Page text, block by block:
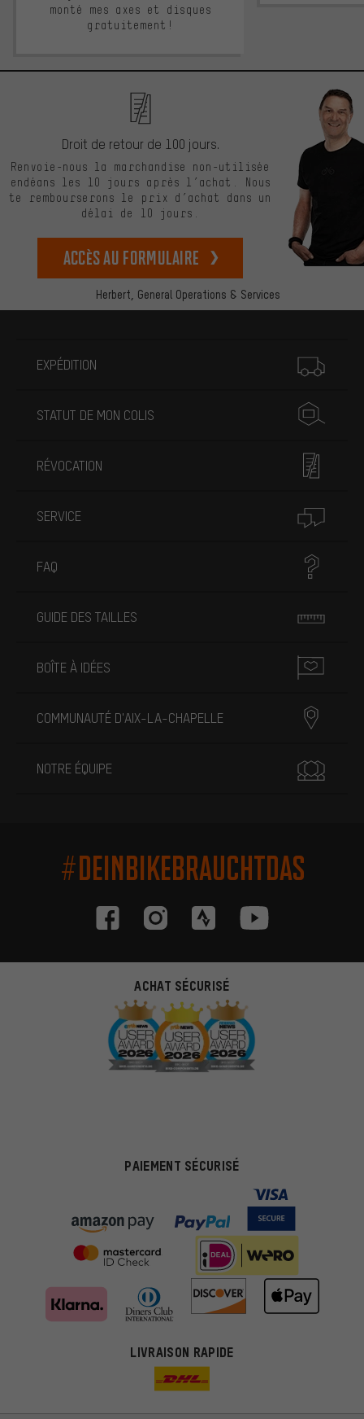
monté mes axes et disques
gratuitement!
Herbert, General Operations & Services
Droit de retour de 100 jours.
Renvoie-nous la marchandise non-utilisée
endéans les 10 jours après l’achat. Nous
te rembourserons le prix d’achat dans un
délai de 10 jours.
Accès au formulaire
EXPÉDITION
STATUT DE MON COLIS
RÉVOCATION
SERVICE
FAQ
GUIDE DES TAILLES
BOÎTE À IDÉES
COMMUNAUTÉ D'AIX-LA-CHAPELLE
NOTRE ÉQUIPE
#DEINBIKEBRAUCHTDAS
ACHAT SÉCURISÉ
PAIEMENT SÉCURISÉ
LIVRAISON RAPIDE